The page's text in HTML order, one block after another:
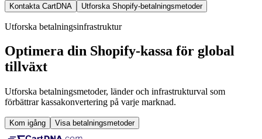
Kontakta CartDNA Utforska Shopify-betalningsmetoder
Utforska betalningsinfrastruktur
Optimera din Shopify-kassa för global
tillväxt
Utforska betalningsmetoder, länder och infrastrukturval som
förbättrar kassakonvertering på varje marknad.
Kom igång Visa betalningsmetoder